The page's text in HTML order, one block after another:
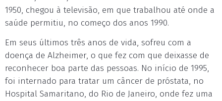
1950, chegou à televisão, em que trabalhou até onde a
saúde permitiu, no começo dos anos 1990.
Em seus últimos três anos de vida, sofreu com a
doença de Alzheimer, o que fez com que deixasse de
reconhecer boa parte das pessoas. No início de 1995,
foi internado para tratar um câncer de próstata, no
Hospital Samaritano, do Rio de Janeiro, onde fez uma